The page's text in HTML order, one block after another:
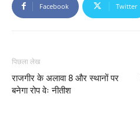
Facebook Twitter
पिछला लेख
राजगीर के अलावा 8 और स्थानों पर
बनेगा रोप वेः नीतीश